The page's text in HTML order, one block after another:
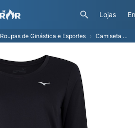
Lojas
Roupas de Ginástica e Esportes Camiseta Mizuno Manga Longa Nirvana - Feminina